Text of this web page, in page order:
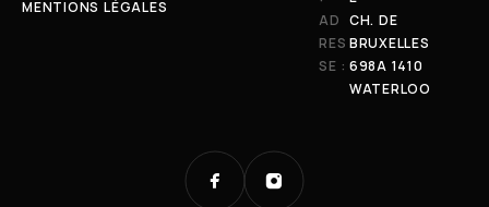
MENTIONS LÉGALES
AD
RES
SE :
CH. DE
BRUXELLES
698A 1410
WATERLOO